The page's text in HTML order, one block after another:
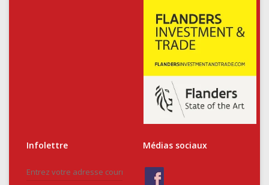
Infolettre Médias sociaux